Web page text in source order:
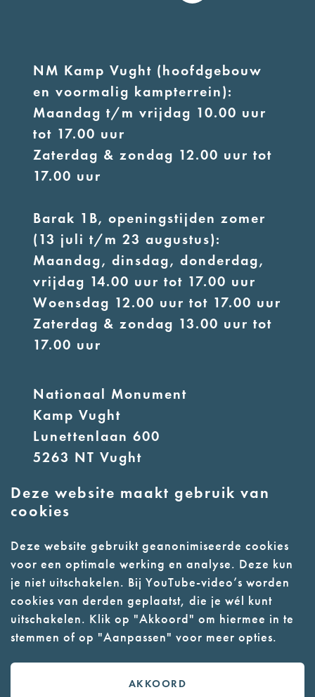
Deze website maakt gebruik van
cookies
Deze website gebruikt geanonimiseerde cookies
voor een optimale werking en analyse. Deze kun
je niet uitschakelen. Bij YouTube-video’s worden
cookies van derden geplaatst, die je wél kunt
uitschakelen. Klik op "Akkoord" om hiermee in te
stemmen of op "Aanpassen" voor meer opties.
AKKOORD
NM Kamp Vught (hoofdgebouw
en voormalig kampterrein):
Maandag t/m vrijdag 10.00 uur
tot 17.00 uur
Zaterdag & zondag 12.00 uur tot
17.00 uur
Barak 1B, openingstijden zomer
(13 juli t/m 23 augustus):
Maandag, dinsdag, donderdag,
vrijdag 14.00 uur tot 17.00 uur
Woensdag 12.00 uur tot 17.00 uur
Zaterdag & zondag 13.00 uur tot
17.00 uur
Nationaal Monument
Kamp Vught
Lunettenlaan 600
5263 NT Vught
E:info@nmkampvught.nl
- Parkeer in de vakken of in de
parkeergarage (begane grond)
- Alleen geleidehonden
toegestaan